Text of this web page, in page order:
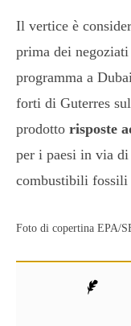
Il vertice è
prima dei
programma a
forti di Guterres
prodotto risposte
per i paesi in via
combustibili fossili
Foto di copertina EPA/